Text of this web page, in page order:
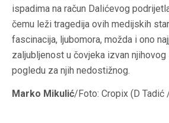
ispadima na račun Dalićevog
čemu leži tragedija ovih medijskih
fascinacija, ljubomora, možda i ono
zaljubljenost u čovjeka izvan
pogledu za njih nedostižnog.
Marko Mikulić/Foto: Cropix (D Tadić